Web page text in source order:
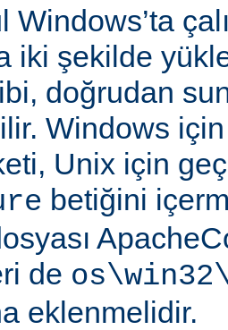
Windows’ta
iki şekilde
doğrudan
Windows
Unix için
betiğini
de
eklenmelidir.